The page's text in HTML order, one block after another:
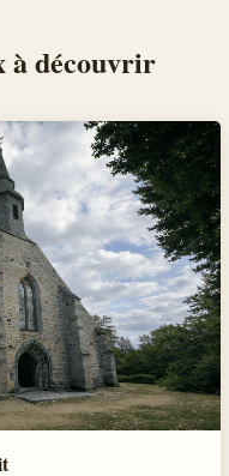
à découvrir